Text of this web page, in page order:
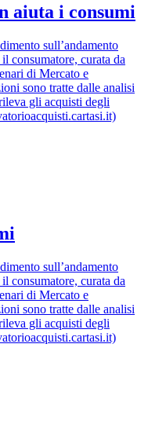
aiuta i consumi
sull’andamento
consumatore, curata da
di Mercato e
sono tratte dalle analisi
gli acquisti degli
sull’andamento
consumatore, curata da
di Mercato e
sono tratte dalle analisi
gli acquisti degli